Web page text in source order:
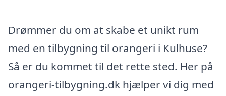
Drømmer du om at skabe et unikt rum
med en tilbygning til orangeri i Kulhuse?
Så er du kommet til det rette sted. Her på
orangeri-tilbygning.dk hjælper vi dig med